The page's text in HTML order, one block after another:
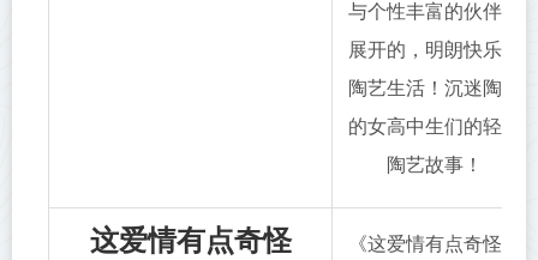
与个性丰富的伙伴们
展开的，明朗快乐的
陶艺生活！沉迷陶艺
的女高中生们的轻松
陶艺故事！
这爱情有点奇怪
《这爱情有点奇怪》